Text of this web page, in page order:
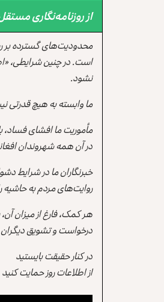
از روزنامه‌نگاری
محدودیت‌های گسترده بر
است. در چنین شرایطی،
نشود.
ما وابسته به هیچ قدرتی
مأموریت ما افشای
در آن همه شهروندان
خبرنگاران ما در شرایط
روایت‌های مردم به حاشیه
هر کمک، فارغ از میزان
درخواست و تشویق
در کنار حقیقت بایستید
از اطلاعات روز حمایت کنید